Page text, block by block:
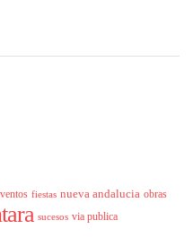
fiestas nueva andalucia obras
sucesos via publica